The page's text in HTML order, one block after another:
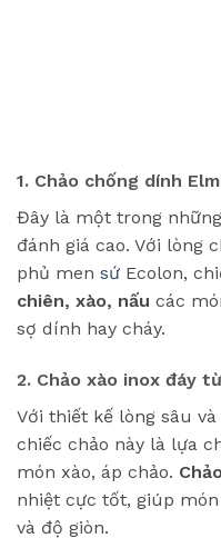
1. Chảo chống dính
Đây là một trong
đánh giá cao. Với lòng
phủ men sứ Ecolon,
chiên, xào, nấu các
sợ dính hay cháy.
2. Chảo xào inox đáy
Với thiết kế lòng sâu
chiếc chảo này là lựa
món xào, áp chảo.
nhiệt cực tốt, giúp
và độ giòn.